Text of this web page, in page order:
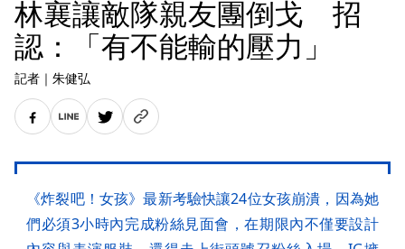
林襄讓敵隊親友團倒戈 招
認：「有不能輸的壓力」
記者 ｜ 朱健弘
《炸裂吧！女孩》最新考驗快讓24位女孩崩潰，因為她
們必須3小時內完成粉絲見面會，在期限內不僅要設計